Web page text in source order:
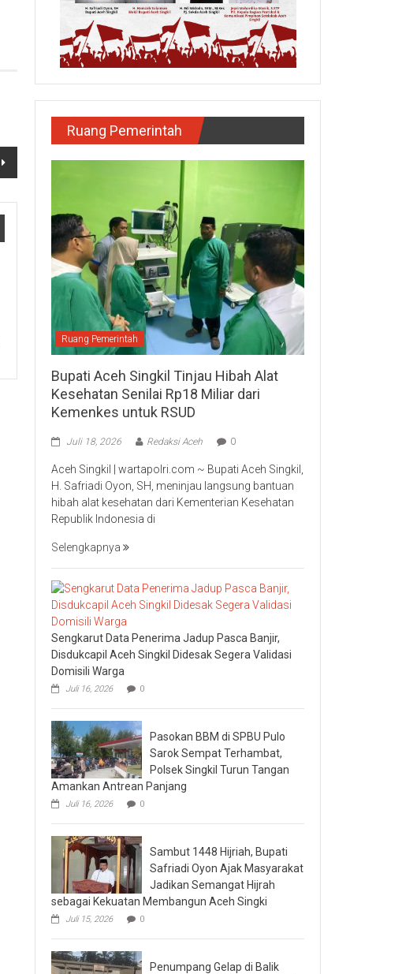
Ruang Pemerintah
Ruang Pemerintah
Bupati Aceh Singkil Tinjau Hibah Alat
Kesehatan Senilai Rp18 Miliar dari
Kemenkes untuk RSUD
Juli 18, 2026 Redaksi Aceh 0
Aceh Singkil | wartapolri.com ~ Bupati Aceh Singkil,
H. Safriadi Oyon, SH, meninjau langsung bantuan
hibah alat kesehatan dari Kementerian Kesehatan
Republik Indonesia di
Selengkapnya
Sengkarut Data Penerima Jadup Pasca Banjir,
Disdukcapil Aceh Singkil Didesak Segera Validasi
Domisili Warga
Juli 16, 2026 0
Pasokan BBM di SPBU Pulo
Sarok Sempat Terhambat,
Polsek Singkil Turun Tangan
Amankan Antrean Panjang
Juli 16, 2026 0
Sambut 1448 Hijriah, Bupati
Safriadi Oyon Ajak Masyarakat
Jadikan Semangat Hijrah
sebagai Kekuatan Membangun Aceh Singki
Juli 15, 2026 0
Penumpang Gelap di Balik